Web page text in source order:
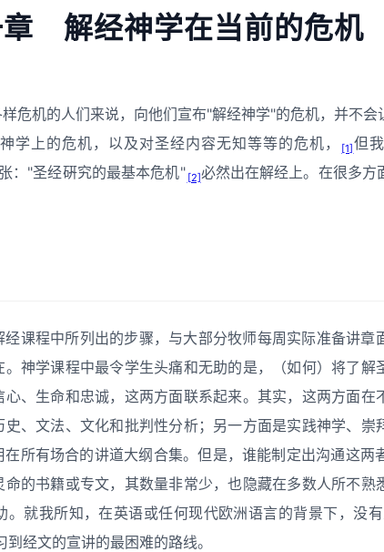
解经神学在当前的危机
危机的人们来说，向他们宣布"解经神学"的危机，并不
学上的危机，以及对圣经内容无知等等的危机，
[1] 但
："圣经硏究的最基本危机" [2]必然出在解经上。在很多方
课程中所列出的步骤，与大部分牧师每周实际准备讲章
神学课程中最令学生头痛和无助的是，（如何）将了解
、生命和忠诚，这两方面联系起来。其实，这两方面在
、文法、文化和批判性分析；另一方面是实践神学、崇
在所有场合的讲道大纲合集。但是，谁能制定出沟通这两
的书籍或专文，其数量非常少，也隐藏在多数人所不熟
。就我所知，在英语或任何现代欧洲语言的背景下，没
经文的宣讲的最困难的路线。